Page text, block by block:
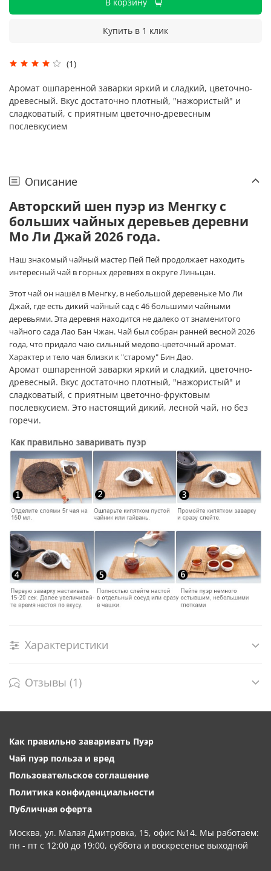
(1)
Купить в 1 клик
Аромат ошпаренной заварки яркий и сладкий, цветочно-
древесный. Вкус достаточно плотный, "нажористый" и
сладковатый, с приятным цветочно-древесным
послевкусием
Описание
Авторский шен пуэр из Менгку с
больших чайных деревьев деревни
Мо Ли Джай 2026 года.
Наш знакомый чайный мастер Пей Пей продолжает находить
интересный чай в горных деревнях в округе Линьцан.
Этот чай он нашёл в Менгку, в небольшой деревеньке Мо Ли
Джай, где есть дикий чайный сад с 46 большими чайными
деревьями. Эта деревня находится не далеко от знаменитого
чайного сада Лао Бан Чжан. Чай был собран ранней весной 2026
года, что придало чаю сильный медово-цветочный аромат.
Характер и тело чая близки к "старому" Бин Дао.
Аромат ошпаренной заварки яркий и сладкий, цветочно-
древесный. Вкус достаточно плотный, "нажористый" и
сладковатый, с приятным цветочно-фруктовым
послевкусием. Это настоящий дикий, лесной чай, но без
горечи.
Характеристики
Отзывы (1)
Как правильно заваривать Пуэр
Чай пуэр польза и вред
Пользовательское соглашение
Политика конфиденциальности
Публичная оферта
Москва, ул. Малая Дмитровка, 15, офис №14. Мы работаем:
пн - пт с 12:00 до 19:00, суббота и воскресенье выходной